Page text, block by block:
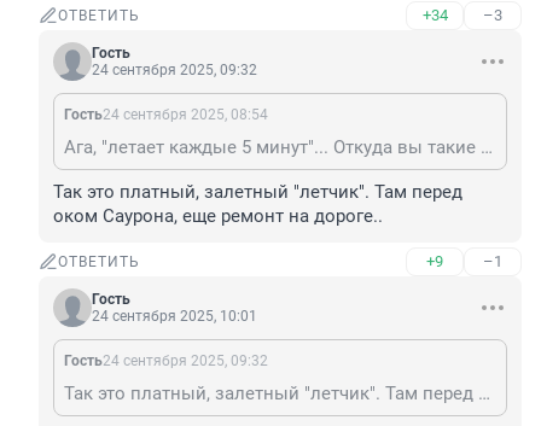
ОТВЕТИТЬ +34 –3
Гость
24 сентября 2025, 09:32
Гость24 сентября 2025, 08:54
Ага, "летает каждые 5 минут"... Откуда вы такие "умные" и "знающие" берётесь?! От Ольгино до башни пробка стоит, а интервал автобусов из Сестрорецка 15-20 минут. Штоб тебе так "летать"
Так это платный, залетный "летчик". Там перед
оком Саурона, еще ремонт на дороге..
ОТВЕТИТЬ +9 –1
Гость
24 сентября 2025, 10:01
Гость24 сентября 2025, 09:32
Так это платный, залетный "летчик". Там перед оком Саурона, еще ремонт на дороге..